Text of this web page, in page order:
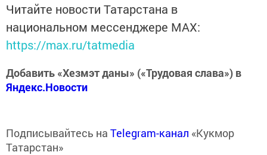
Читайте новости Татарстана в
национальном мессенджере MАХ:
https://max.ru/tatmedia
Добавить «Хезмэт даны» («Трудовая слава») в
Яндекс.Новости
Подписывайтесь на Telegram-канал «Кукмор
Татарстан»